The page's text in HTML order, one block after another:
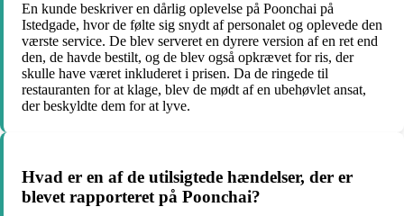
En kunde beskriver en dårlig oplevelse på Poonchai på
Istedgade, hvor de følte sig snydt af personalet og oplevede den
værste service. De blev serveret en dyrere version af en ret end
den, de havde bestilt, og de blev også opkrævet for ris, der
skulle have været inkluderet i prisen. Da de ringede til
restauranten for at klage, blev de mødt af en ubehøvlet ansat,
der beskyldte dem for at lyve.
Hvad er en af de utilsigtede hændelser, der er
blevet rapporteret på Poonchai?